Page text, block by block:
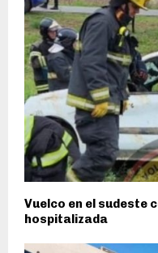
Vuelco en el sudeste
hospitalizada